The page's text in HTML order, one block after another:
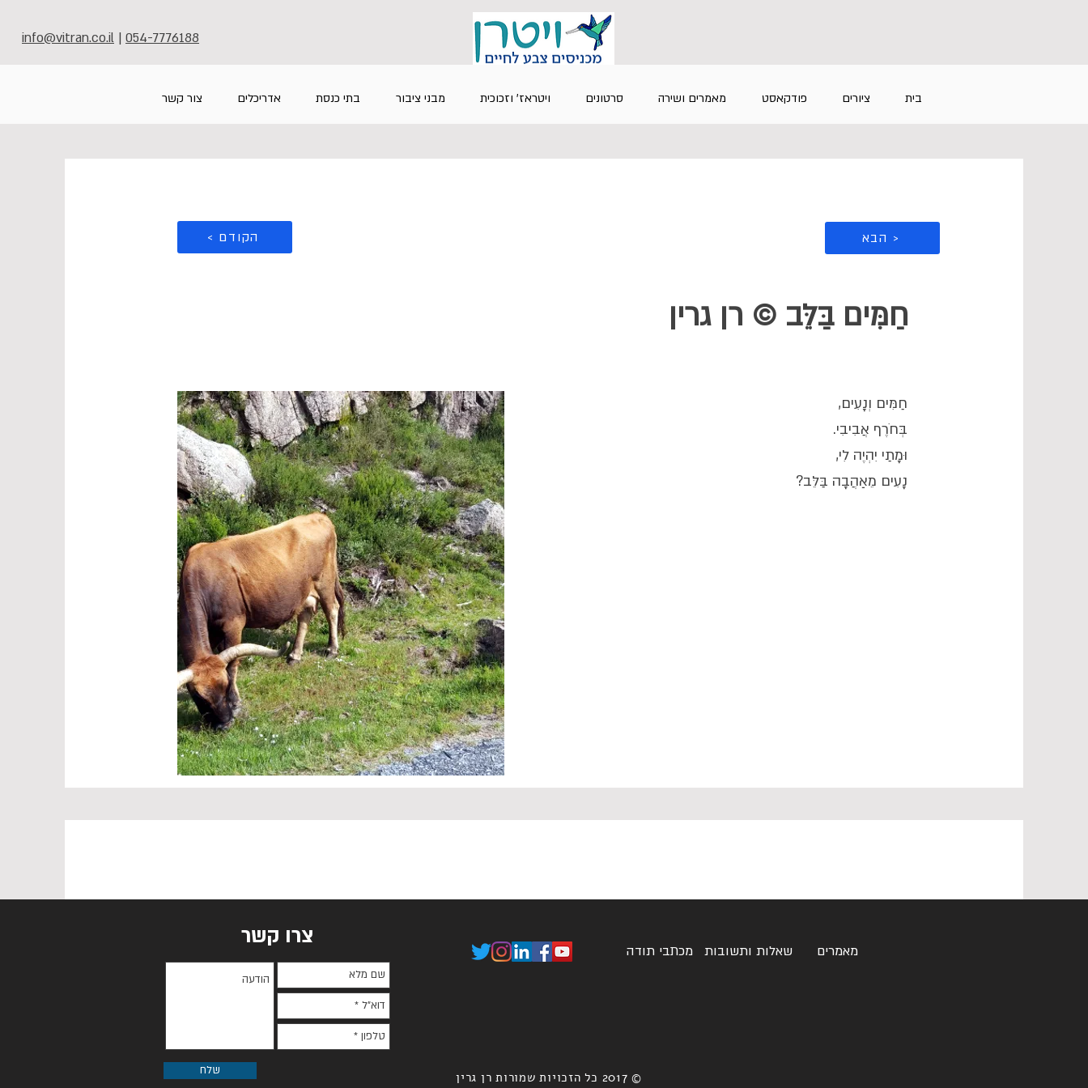
info@vitran.co.il | 054-7776188
בית ציורים פודקאסט מאמרים ושירה סרטונים ויטראז' וזכוכית מבני ציבור בתי כנסת אדריכלים צור קשר
< הקודם הבא >
חַמִּים בַּלֵּב © רן גרין
חַמִּים וְנָעִים,
בְּחֹרֶף אֲבִיבִי.
וּמָתַי יִהְיֶה לִי,
נָעִים מֵאַהֲבָה בַּלֵּב?
צרו קשר
מכתבי תודה שאלות ותשובות מאמרים
שלח
© 2017 כל הזכויות שמורות רן גרין